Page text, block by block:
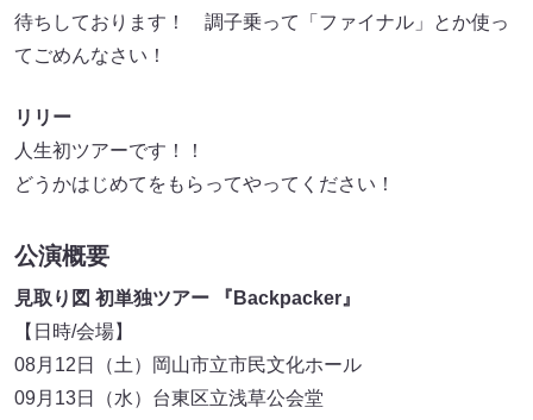
待ちしております！ 調子乗って「ファイナル」とか使っ
てごめんなさい！
リリー
人生初ツアーです！！
どうかはじめてをもらってやってください！
公演概要
見取り図 初単独ツアー 『Backpacker』
【日時/会場】
08月12日（土）岡山市立市民文化ホール
09月13日（水）台東区立浅草公会堂